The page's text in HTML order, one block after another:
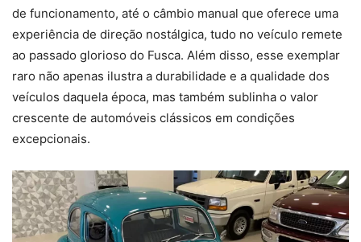
de funcionamento, até o câmbio manual que oferece uma
experiência de direção nostálgica, tudo no veículo remete
ao passado glorioso do Fusca. Além disso, esse exemplar
raro não apenas ilustra a durabilidade e a qualidade dos
veículos daquela época, mas também sublinha o valor
crescente de automóveis clássicos em condições
excepcionais.